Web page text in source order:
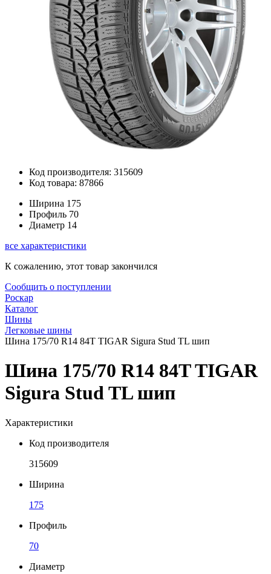
Код производителя: 315609
Код товара: 87866
Ширина 175
Профиль 70
Диаметр 14
все характеристики
К сожалению, этот товар закончился
Сообщить о поступлении
Роскар
Каталог
Шины
Легковые шины
Шина 175/70 R14 84T TIGAR Sigura Stud TL шип
Шина 175/70 R14 84T TIGAR
Sigura Stud TL шип
Характеристики
Код производителя
315609
Ширина
175
Профиль
70
Диаметр